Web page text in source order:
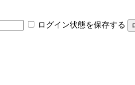
ログイン状態を保存する